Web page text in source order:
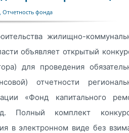
Отчетность фонда
жилищно-
объявляет открытый
для проведения
отчетности
«Фонд капитального
Полный комплект
в электронном виде без